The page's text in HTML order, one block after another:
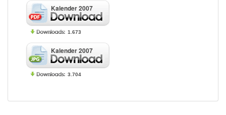
Kalender 2007
1.673
Kalender 2007
3.704